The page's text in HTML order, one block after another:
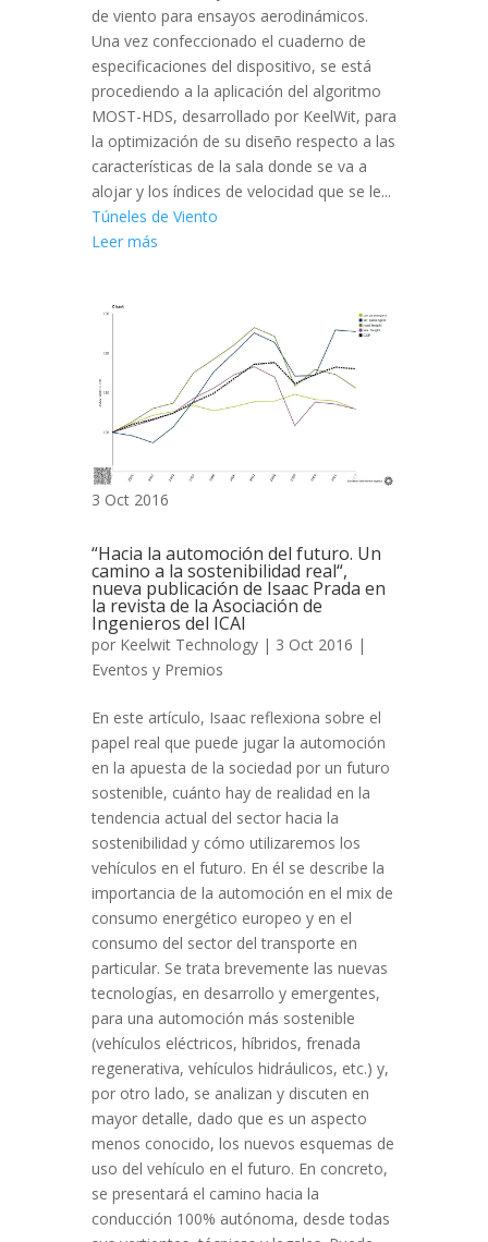
de viento para ensayos aerodinámicos.
Una vez confeccionado el cuaderno de
especificaciones del dispositivo, se está
procediendo a la aplicación del algoritmo
MOST-HDS, desarrollado por KeelWit, para
la optimización de su diseño respecto a las
características de la sala donde se va a
alojar y los índices de velocidad que se le...
Túneles de Viento
Leer más
3 Oct 2016
“Hacia la automoción del futuro. Un
camino a la sostenibilidad real“,
nueva publicación de Isaac Prada en
la revista de la Asociación de
Ingenieros del ICAI
por Keelwit Technology | 3 Oct 2016 |
Eventos y Premios
En este artículo, Isaac reflexiona sobre el
papel real que puede jugar la automoción
en la apuesta de la sociedad por un futuro
sostenible, cuánto hay de realidad en la
tendencia actual del sector hacia la
sostenibilidad y cómo utilizaremos los
vehículos en el futuro. En él se describe la
importancia de la automoción en el mix de
consumo energético europeo y en el
consumo del sector del transporte en
particular. Se trata brevemente las nuevas
tecnologías, en desarrollo y emergentes,
para una automoción más sostenible
(vehículos eléctricos, híbridos, frenada
regenerativa, vehículos hidráulicos, etc.) y,
por otro lado, se analizan y discuten en
mayor detalle, dado que es un aspecto
menos conocido, los nuevos esquemas de
uso del vehículo en el futuro. En concreto,
se presentará el camino hacia la
conducción 100% autónoma, desde todas